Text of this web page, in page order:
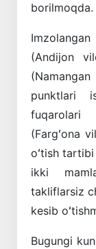
borilmoqda.
(Andijon
punktlari
fuqarolari
(Fargʻona
oʻtish
ikki
takliflarsiz
kesib
Bugungi